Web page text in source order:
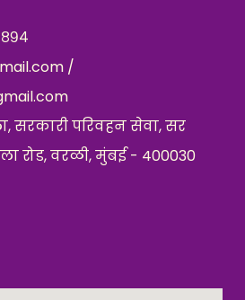
/
सरकारी परिवहन सेवा, सर
रोड, वरळी, मुंबई - 400030